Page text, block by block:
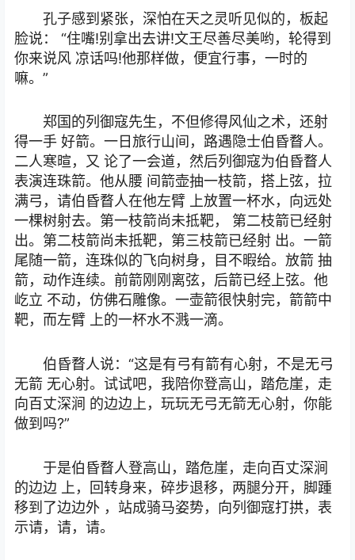
孔子感到紧张，深怕在天之灵听见似的，板起
脸说： “住嘴!别拿出去讲!文王尽善尽美哟，轮得到
你来说风 凉话吗!他那样做，便宜行事，一时的
嘛。”
郑国的列御寇先生，不但修得风仙之术，还射
得一手 好箭。一日旅行山间，路遇隐士伯昏瞀人。
二人寒暄，又 论了一会道，然后列御寇为伯昏瞀人
表演连珠箭。他从腰 间箭壶抽一枝箭，搭上弦，拉
满弓，请伯昏瞀人在他左臂 上放置一杯水，向远处
一棵树射去。第一枝箭尚未抵靶， 第二枝箭已经射
出。第二枝箭尚未抵靶，第三枝箭已经射 出。一箭
尾随一箭，连珠似的飞向树身，目不暇给。放箭 抽
箭，动作连续。前箭刚刚离弦，后箭已经上弦。他
屹立 不动，仿佛石雕像。一壶箭很快射完，箭箭中
靶，而左臂 上的一杯水不溅一滴。
伯昏瞀人说：“这是有弓有箭有心射，不是无弓
无箭 无心射。试试吧，我陪你登高山，踏危崖，走
向百丈深涧 的边边上，玩玩无弓无箭无心射，你能
做到吗?”
于是伯昏瞀人登高山，踏危崖，走向百丈深涧
的边边 上，回转身来，碎步退移，两腿分开，脚踵
移到了边边外 ，站成骑马姿势，向列御寇打拱，表
示请，请，请。